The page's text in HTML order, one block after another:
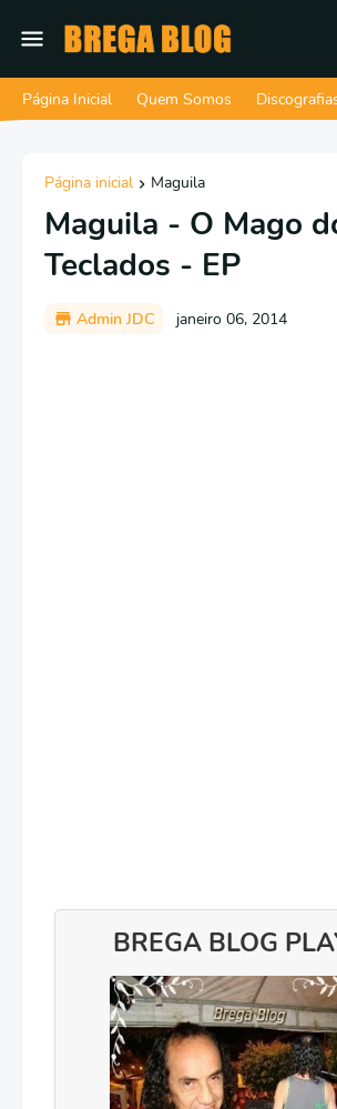
Página Inicial Quem Somos
Página inicial Maguila
Maguila - O Mago
Teclados - EP
Admin JDC janeiro 06, 2014
BREGA BLOG